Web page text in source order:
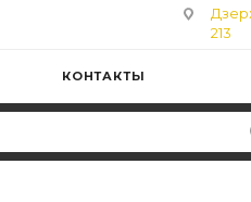
213
КОНТАКТЫ